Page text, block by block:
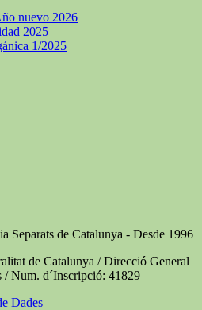
nuevo 2026
2025
1/2025
Separats de Catalunya - Desde 1996
de Catalunya / Direcció General
/ Num. d´Inscripció: 41829
Dades